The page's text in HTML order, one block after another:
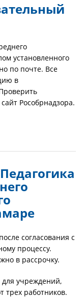
установленного
по почте. Все
в
Рособрнадзора.
согласования с
процессу.
в рассрочку.
учреждений,
трех работников.